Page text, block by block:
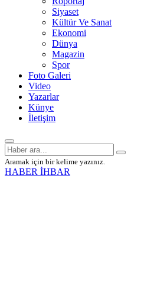
Siyaset
Kültür Ve Sanat
Ekonomi
Dünya
Magazin
Spor
Foto Galeri
Video
Yazarlar
Künye
İletişim
Aramak için bir kelime yazınız.
HABER İHBAR